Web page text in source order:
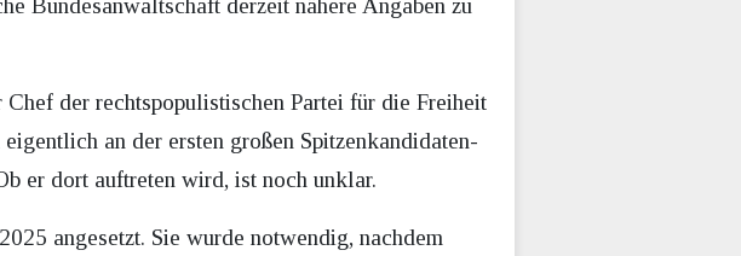
Bundesanwaltschaft derzeit nähere Angaben zu
der rechtspopulistischen Partei für die Freiheit
an der ersten großen Spitzenkandidaten-
er dort auftreten wird, ist noch unklar.
angesetzt. Sie wurde notwendig, nachdem